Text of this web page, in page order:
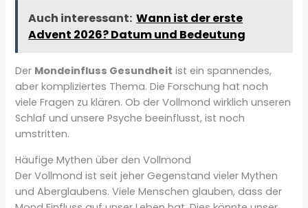
Auch interessant: Wann ist der erste
Advent 2026? Datum und Bedeutung
Der Mondeinfluss Gesundheit ist ein spannendes,
aber kompliziertes Thema. Die Forschung hat noch
viele Fragen zu klären. Ob der Vollmond wirklich unseren
Schlaf und unsere Psyche beeinflusst, ist noch
umstritten.
Häufige Mythen über den Vollmond
Der Vollmond ist seit jeher Gegenstand vieler Mythen
und Aberglaubens. Viele Menschen glauben, dass der